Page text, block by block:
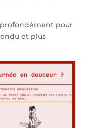
pour
et plus